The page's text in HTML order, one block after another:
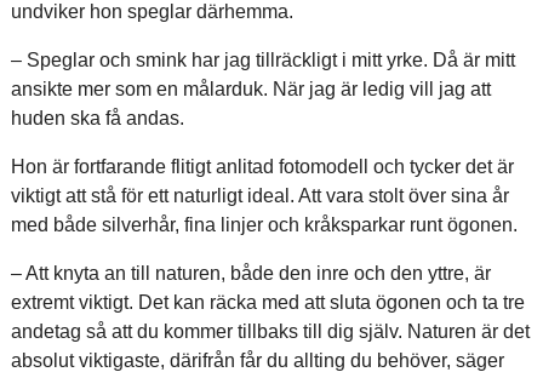
undviker hon speglar därhemma.
– Speglar och smink har jag tillräckligt i mitt yrke. Då är mitt
ansikte mer som en målarduk. När jag är ledig vill jag att
huden ska få andas.
Hon är fortfarande flitigt anlitad fotomodell och tycker det är
viktigt att stå för ett naturligt ideal. Att vara stolt över sina år
med både silverhår, fina linjer och kråksparkar runt ögonen.
– Att knyta an till naturen, både den inre och den yttre, är
extremt viktigt. Det kan räcka med att sluta ögonen och ta tre
andetag så att du kommer tillbaks till dig själv. Naturen är det
absolut viktigaste, därifrån får du allting du behöver, säger